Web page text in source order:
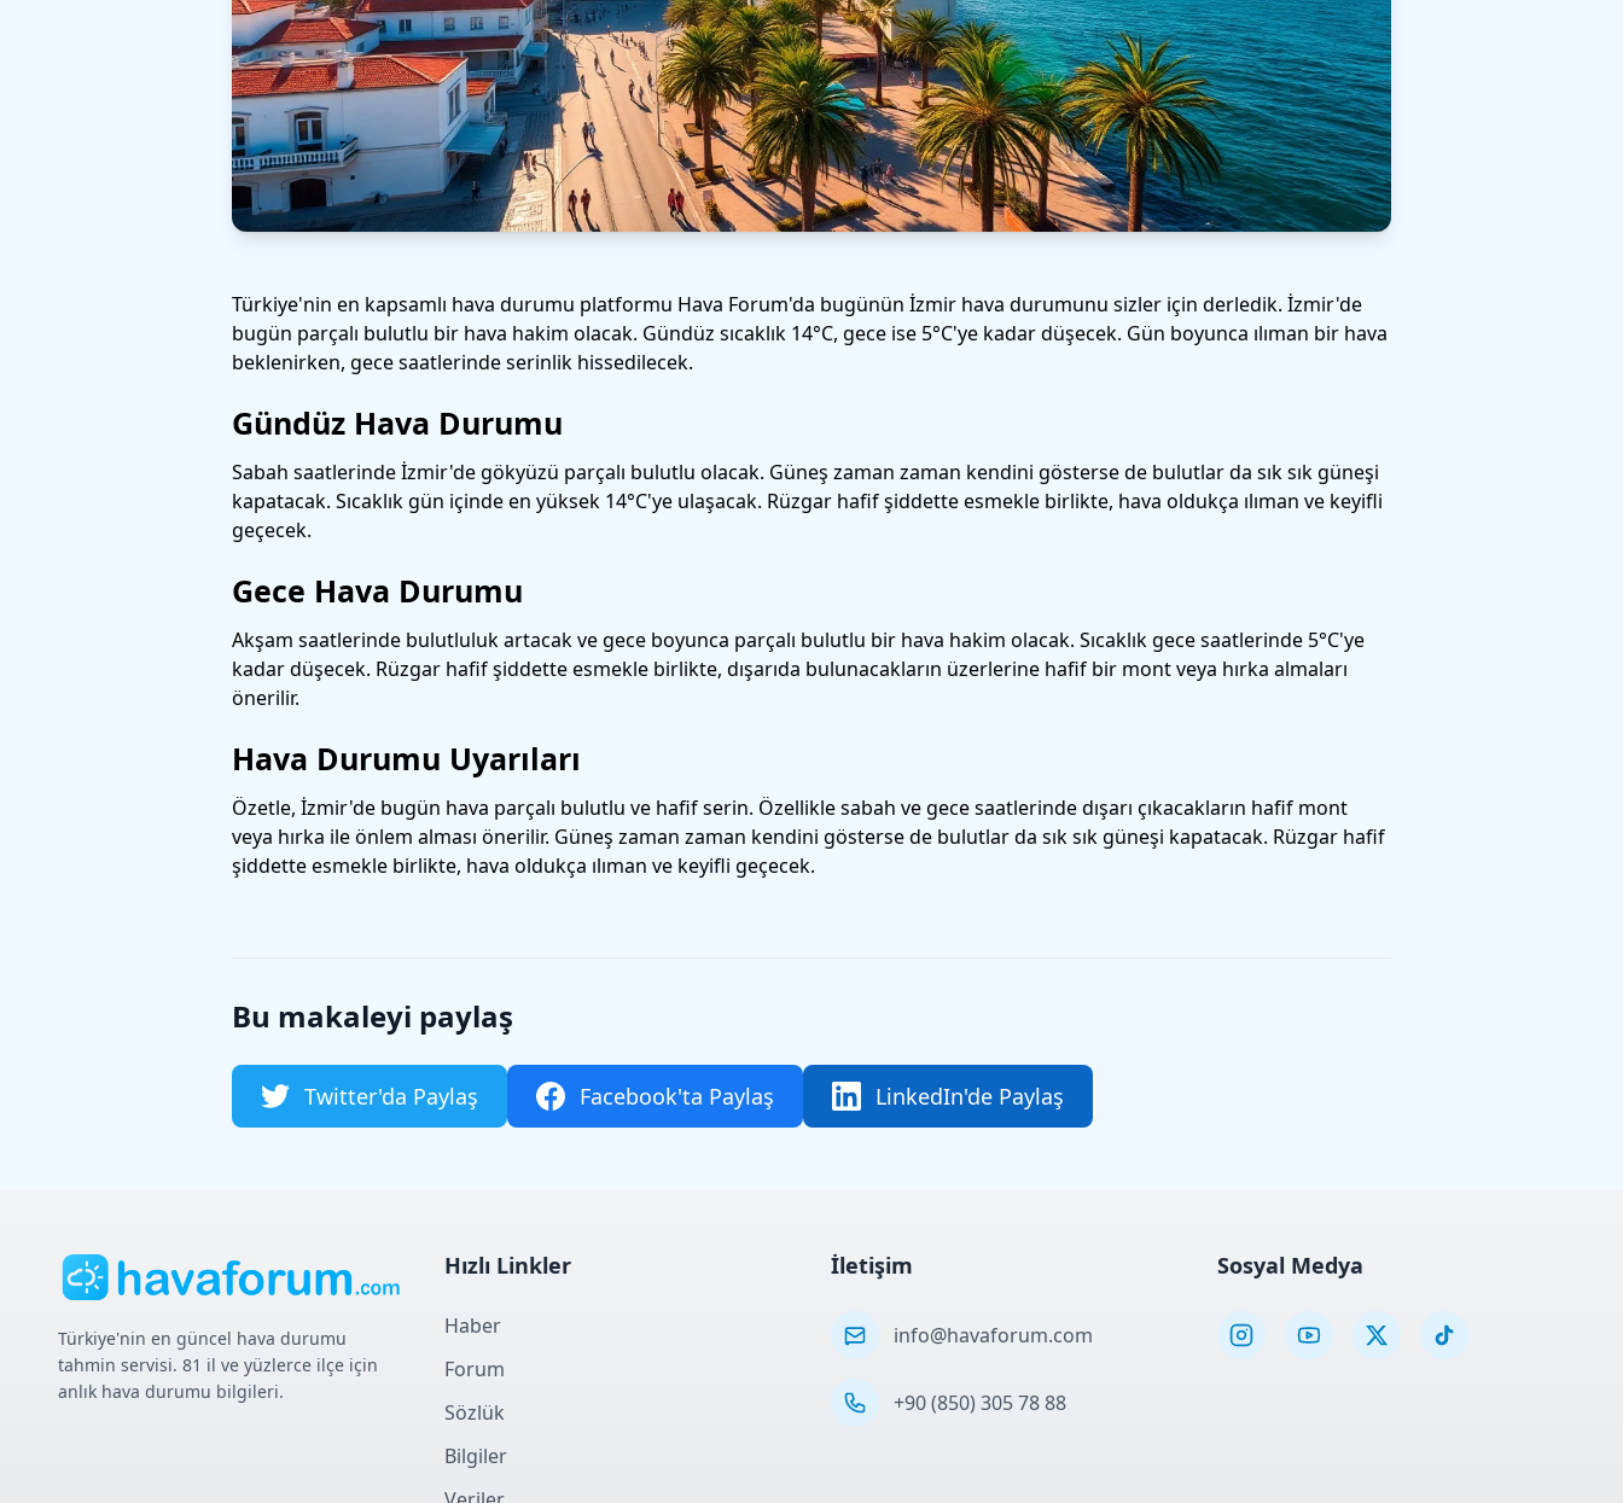
Türkiye'nin en kapsamlı hava durumu platformu Hava Forum'da bugünün İzmir hava durumunu sizler için derledik. İzmir'de
bugün parçalı bulutlu bir hava hakim olacak. Gündüz sıcaklık 14°C, gece ise 5°C'ye kadar düşecek. Gün boyunca ılıman bir hava
beklenirken, gece saatlerinde serinlik hissedilecek.
Gündüz Hava Durumu
Sabah saatlerinde İzmir'de gökyüzü parçalı bulutlu olacak. Güneş zaman zaman kendini gösterse de bulutlar da sık sık güneşi
kapatacak. Sıcaklık gün içinde en yüksek 14°C'ye ulaşacak. Rüzgar hafif şiddette esmekle birlikte, hava oldukça ılıman ve keyifli
geçecek.
Gece Hava Durumu
Akşam saatlerinde bulutluluk artacak ve gece boyunca parçalı bulutlu bir hava hakim olacak. Sıcaklık gece saatlerinde 5°C'ye
kadar düşecek. Rüzgar hafif şiddette esmekle birlikte, dışarıda bulunacakların üzerlerine hafif bir mont veya hırka almaları
önerilir.
Hava Durumu Uyarıları
Özetle, İzmir'de bugün hava parçalı bulutlu ve hafif serin. Özellikle sabah ve gece saatlerinde dışarı çıkacakların hafif mont
veya hırka ile önlem alması önerilir. Güneş zaman zaman kendini gösterse de bulutlar da sık sık güneşi kapatacak. Rüzgar hafif
şiddette esmekle birlikte, hava oldukça ılıman ve keyifli geçecek.
Bu makaleyi paylaş
Twitter'da Paylaş Facebook'ta Paylaş LinkedIn'de Paylaş
Türkiye'nin en güncel hava durumu
tahmin servisi. 81 il ve yüzlerce ilçe için
anlık hava durumu bilgileri.
Hızlı Linkler
Haber
Forum
Sözlük
Bilgiler
İletişim
info@havaforum.com
+90 (850) 305 78 88
Sosyal Medya